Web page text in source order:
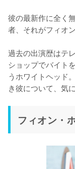
彼の最新作に全く
者、それがフィオ
過去の出演歴はテ
ショップでバイト
うホワイトヘッド
き彼について、気
フィオン・